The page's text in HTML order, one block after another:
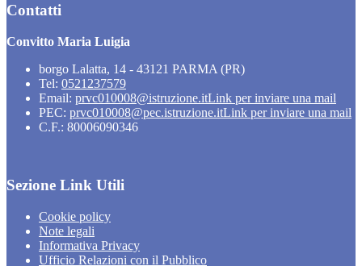
Contatti
Convitto Maria Luigia
borgo Lalatta, 14 - 43121 PARMA (PR)
Tel: 0521237579
Email: prvc010008@istruzione.itLink per inviare una mail
PEC: prvc010008@pec.istruzione.itLink per inviare una mail
C.F.: 80006090346
Sezione Link Utili
Cookie policy
Note legali
Informativa Privacy
Ufficio Relazioni con il Pubblico